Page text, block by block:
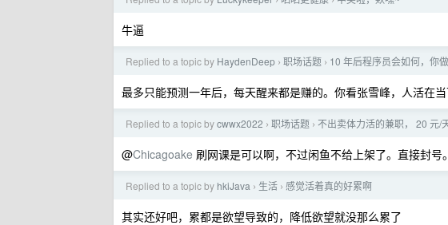
牛逼
Replied to a topic by HaydenDeep › 职场话题 › 10 年后程序员会如何，你
最多只能预测一年后，每天醒来都是赚的。你看张雪峰，人活在
Replied to a topic bycwwx2022 › 职场话题 › 不出卖体力活的兼职， 20 元/
@Chicagoake 刷网课是可以啊，不过闲鱼不给上架了。直接封号
Replied to a topic by hkiJava › 生活 › 感觉活着真的好累啊
其实还好吧，累都是欲望导致的，降低欲望就没那么累了